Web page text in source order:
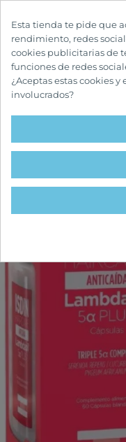
INICIO CUIDADOS CAPILARES
Esta tienda te pide que
rendimiento, redes
cookies publicitarias de
funciones de redes
¿Aceptas estas cookies
involucrados?